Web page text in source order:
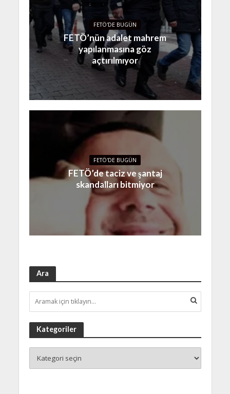
FETÖ'DE BUGÜN
FETÖ’nün adalet mahrem
yapılanmasına göz
açtırılmıyor
FETÖ'DE BUGÜN
FETÖ’de taciz ve şantaj
skandalları bitmiyor
Ara
Kategoriler